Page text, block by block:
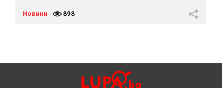
Новини 898